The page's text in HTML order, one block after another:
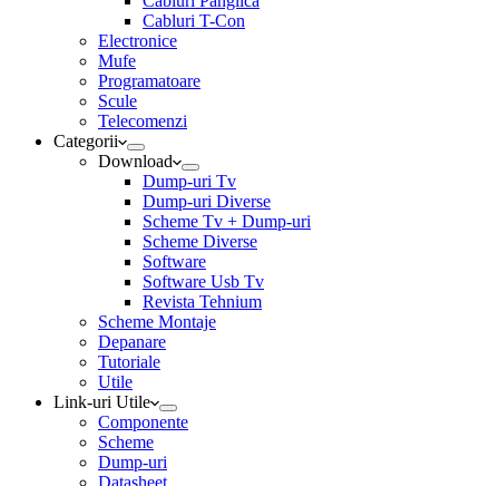
Cabluri T-Con
Electronice
Mufe
Programatoare
Scule
Telecomenzi
Categorii
Download
Dump-uri Tv
Dump-uri Diverse
Scheme Tv + Dump-uri
Scheme Diverse
Software
Software Usb Tv
Revista Tehnium
Scheme Montaje
Depanare
Tutoriale
Utile
Link-uri Utile
Componente
Scheme
Dump-uri
Datasheet